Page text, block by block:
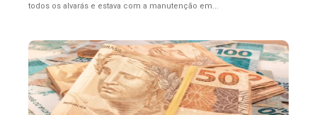
todos os alvarás e estava com a manutenção em...